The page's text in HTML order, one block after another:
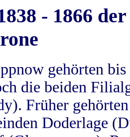
- 1866
gehörten
die beiden
Früher
Doderlage